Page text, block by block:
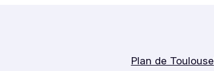
Plan de Toulouse